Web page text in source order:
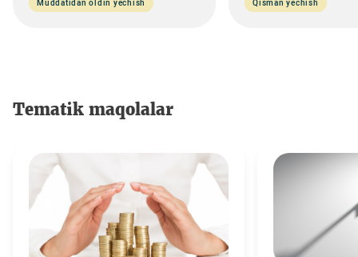
Muddatidan oldin yechish Qisman yechish
Tematik maqolalar